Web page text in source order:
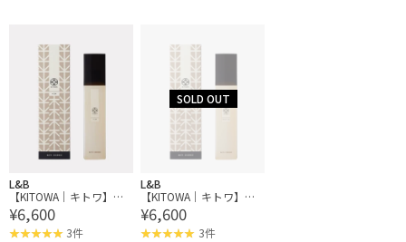
L&B
【KITOWA｜キトワ】バ
スエッセンス（入浴剤）
¥6,600
3件
L&B
【KITOWA｜キトワ】バ
スエッセンス（入浴剤）
¥6,600
3件